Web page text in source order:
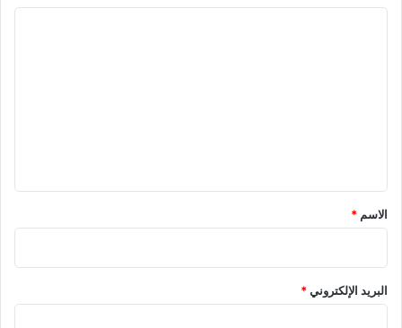
*
الاسم *
البريد الإلكتروني*